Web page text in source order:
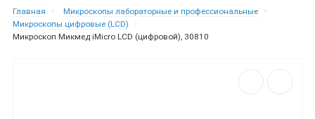
Главная
Микроскопы лабораторные и профессиональные
Микроскопы цифровые (LCD)
Микроскоп Микмед iMicro LCD (цифровой), 30810